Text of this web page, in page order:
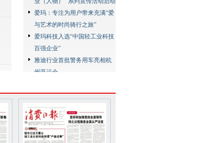
爱玛：专注为用户带来充满“爱
与艺术的时尚骑行之旅”
爱玛科技入选“中国轻工业科技
百强企业”
雅迪行业首批警务用车亮相杭
州亚运会
7000万用户
爱玛“翻阅中国，探索极境”极
限挑战赛启动
台铃在长城上发布超能长续航